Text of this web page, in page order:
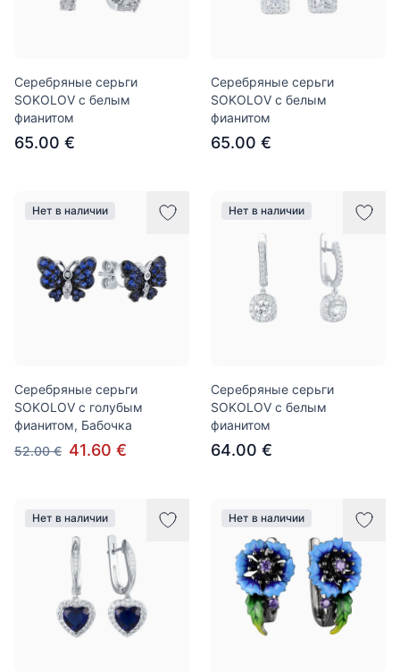
Серебряные серьги
SOKOLOV с белым
фианитом
65.00 €
Серебряные серьги
SOKOLOV с белым
фианитом
65.00 €
Нет в наличии
Серебряные серьги
SOKOLOV с голубым
фианитом, Бабочка
52.00 € 41.60 €
Нет в наличии
Серебряные серьги
SOKOLOV с белым
фианитом
64.00 €
Нет в наличии Нет в наличии